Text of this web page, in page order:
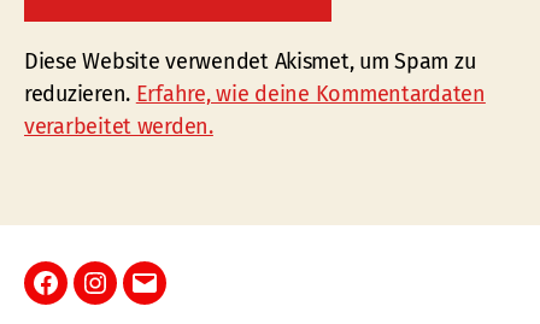
Diese Website verwendet Akismet, um Spam zu
reduzieren. Erfahre, wie deine Kommentardaten
verarbeitet werden.
Facebook
Instagram
E-